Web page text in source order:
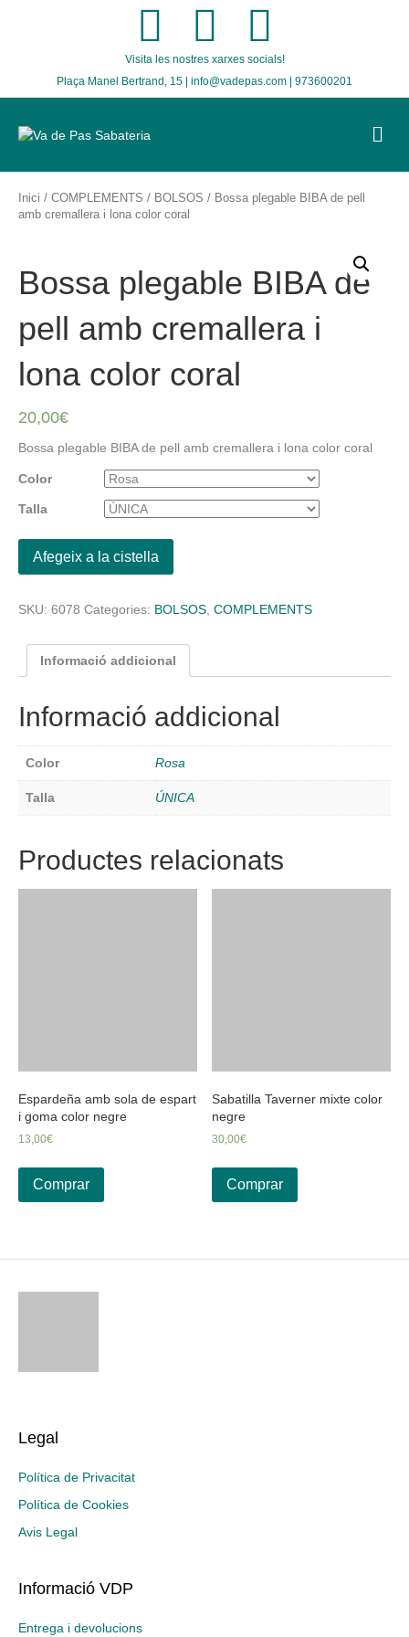
a
b
o
k
w
t
r
n
a
r
a
Visita les nostres xarxes socials!
Plaça Manel Bertrand, 15 | info@vadepas.com | 973600201
N
Inici / COMPLEMENTS / BOLSOS / Bossa plegable BIBA de pell
amb cremallera i lona color coral
Bossa plegable BIBA de
pell amb cremallera i
lona color coral
20,00€
Bossa plegable BIBA de pell amb cremallera i lona color coral
Color
Talla
Afegeix a la cistella
SKU: 6078 Categories: BOLSOS COMPLEMENTS
Informació addicional
Informació addicional
Color Rosa
Talla ÚNICA
Productes relacionats
Espardeña amb sola de espart
i goma color negre
13,00€
Comprar
Sabatilla Taverner mixte color
negre
30,00€
Comprar
Legal
Política de Privacitat
Política de Cookies
Avis Legal
Informació VDP
Entrega i devolucions